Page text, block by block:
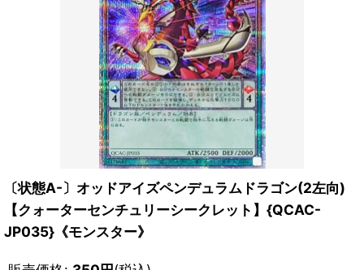
〔状態A-〕オッドアイズペンデュラムドラゴン(2左向)
【クォーターセンチュリーシークレット】{QCAC-
JP035}《モンスター》